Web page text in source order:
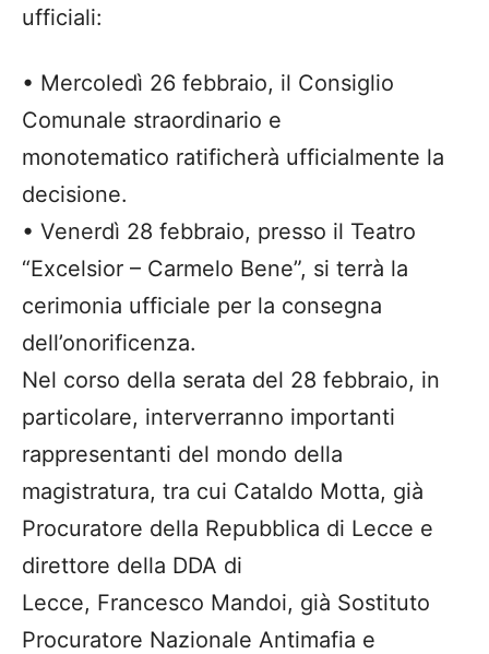
ufficiali:
• Mercoledì 26 febbraio, il Consiglio
Comunale straordinario e
monotematico ratificherà ufficialmente la
decisione.
• Venerdì 28 febbraio, presso il Teatro
“Excelsior – Carmelo Bene”, si terrà la
cerimonia ufficiale per la consegna
dell’onorificenza.
Nel corso della serata del 28 febbraio, in
particolare, interverranno importanti
rappresentanti del mondo della
magistratura, tra cui Cataldo Motta, già
Procuratore della Repubblica di Lecce e
direttore della DDA di
Lecce, Francesco Mandoi, già Sostituto
Procuratore Nazionale Antimafia e